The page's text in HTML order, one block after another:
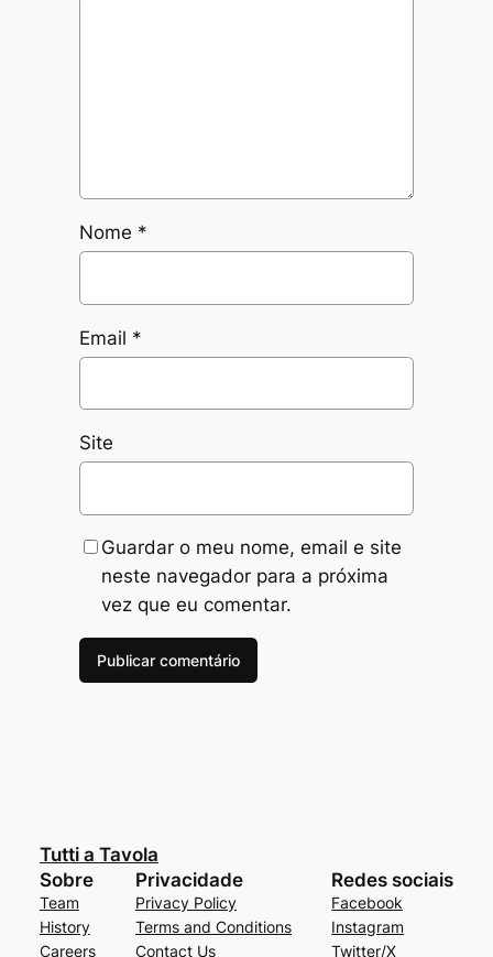
Nome *
Email *
Site
Guardar o meu nome, email e site
neste navegador para a próxima
vez que eu comentar.
Tutti a Tavola
Sobre
Team
History
Careers
Privacidade
Privacy Policy
Terms and Conditions
Contact Us
Redes sociais
Facebook
Instagram
Twitter/X